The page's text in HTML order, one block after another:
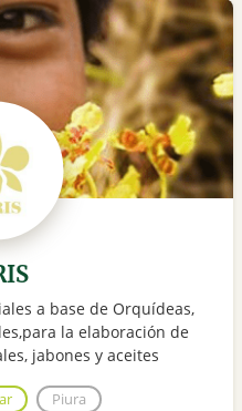
a base de Orquídeas,
la elaboración de
jabones y aceites
Piura